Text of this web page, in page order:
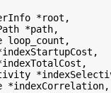
*root,
*path,
loop_count,
*indexCorrelation,